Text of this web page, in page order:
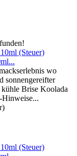
wo
sonnengereifter
Brise Koolada